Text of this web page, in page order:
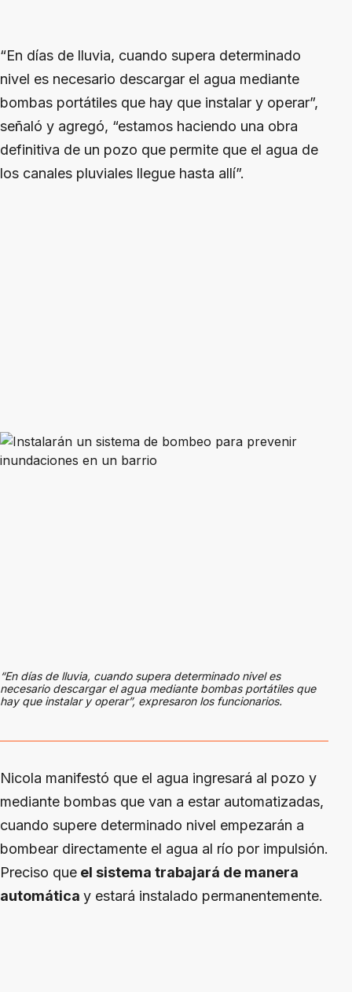
“En días de lluvia, cuando supera determinado
nivel es necesario descargar el agua mediante
bombas portátiles que hay que instalar y operar”,
señaló y agregó, “estamos haciendo una obra
definitiva de un pozo que permite que el agua de
los canales pluviales llegue hasta allí”.
“En días de lluvia, cuando supera determinado nivel es
necesario descargar el agua mediante bombas portátiles que
hay que instalar y operar”, expresaron los funcionarios.
Nicola manifestó que el agua ingresará al pozo y
mediante bombas que van a estar automatizadas,
cuando supere determinado nivel empezarán a
bombear directamente el agua al río por impulsión.
Preciso que el sistema trabajará de manera
automática y estará instalado permanentemente.